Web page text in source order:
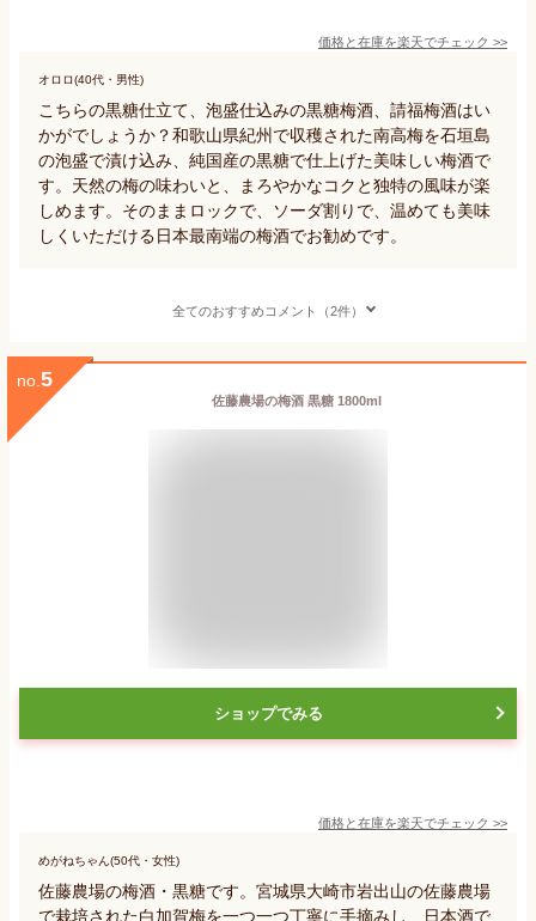
価格と在庫を楽天でチェック >>
オロロ(40代・男性)
こちらの黒糖仕立て、泡盛仕込みの黒糖梅酒、請福梅酒はい
かがでしょうか？和歌山県紀州で収穫された南高梅を石垣島
の泡盛で漬け込み、純国産の黒糖で仕上げた美味しい梅酒で
す。天然の梅の味わいと、まろやかなコクと独特の風味が楽
しめます。そのままロックで、ソーダ割りで、温めても美味
しくいただける日本最南端の梅酒でお勧めです。
全てのおすすめコメント（2件）
no. 5
佐藤農場の梅酒 黒糖 1800ml
ショップでみる
価格と在庫を楽天でチェック >>
めがねちゃん(50代・女性)
佐藤農場の梅酒・黒糖です。宮城県大崎市岩出山の佐藤農場
で栽培された白加賀梅を一つ一つ丁寧に手摘みし、日本酒で